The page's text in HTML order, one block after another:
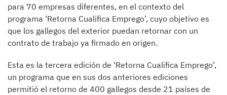
para 70 empresas diferentes, en el contexto del
programa ‘Retorna Cualifica Emprego’, cuyo objetivo es
que los gallegos del exterior puedan retornar con un
contrato de trabajo ya firmado en origen.
Esta es la tercera edición de ‘Retorna Cualifica Emprego’,
un programa que en sus dos anteriores ediciones
permitió el retorno de 400 gallegos desde 21 países de